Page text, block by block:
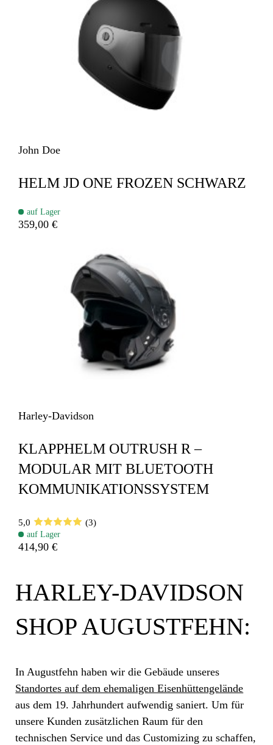
John Doe
HELM JD ONE FROZEN SCHWARZ
auf Lager
359,00 €
Harley-Davidson
KLAPPHELM OUTRUSH R –
MODULAR MIT BLUETOOTH
KOMMUNIKATIONSSYSTEM
5,0
(3)
auf Lager
414,90 €
HARLEY-DAVIDSON
SHOP AUGUSTFEHN:
In Augustfehn haben wir die Gebäude unseres
Standortes auf dem ehemaligen Eisenhüttengelände
aus dem 19. Jahrhundert aufwendig saniert. Um für
unsere Kunden zusätzlichen Raum für den
technischen Service und das Customizing zu schaffen,